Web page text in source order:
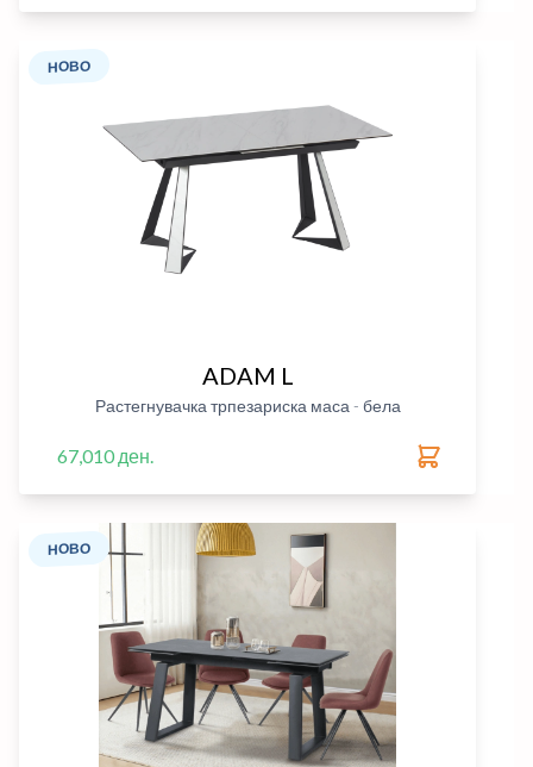
НОВО
ADAM L
Растегнувачка трпезариска маса - бела
67,010 ден.
НОВО